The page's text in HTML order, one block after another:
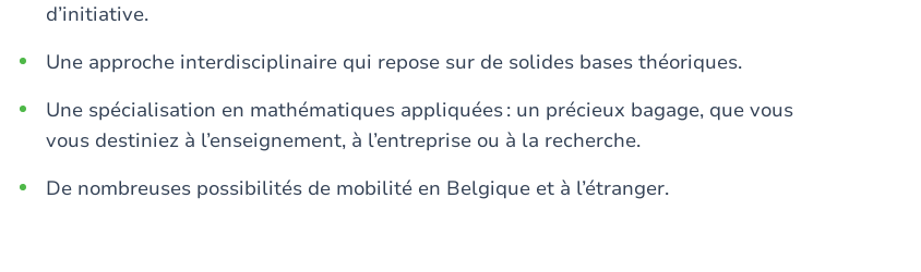
d’initiative.
Une approche interdisciplinaire qui repose sur de solides bases théoriques.
Une spécialisation en mathématiques appliquées : un précieux bagage, que vous
vous destiniez à l’enseignement, à l’entreprise ou à la recherche.
De nombreuses possibilités de mobilité en Belgique et à l’étranger.